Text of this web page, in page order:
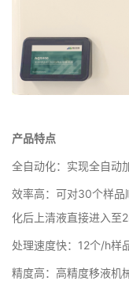
产品特点
全自动化：实现全自动
效率高：可对30个样品
化后上清液直接进入至
处理速度快：12个/h样
精度高：高精度移液机